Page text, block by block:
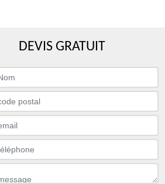
DEVIS GRATUIT